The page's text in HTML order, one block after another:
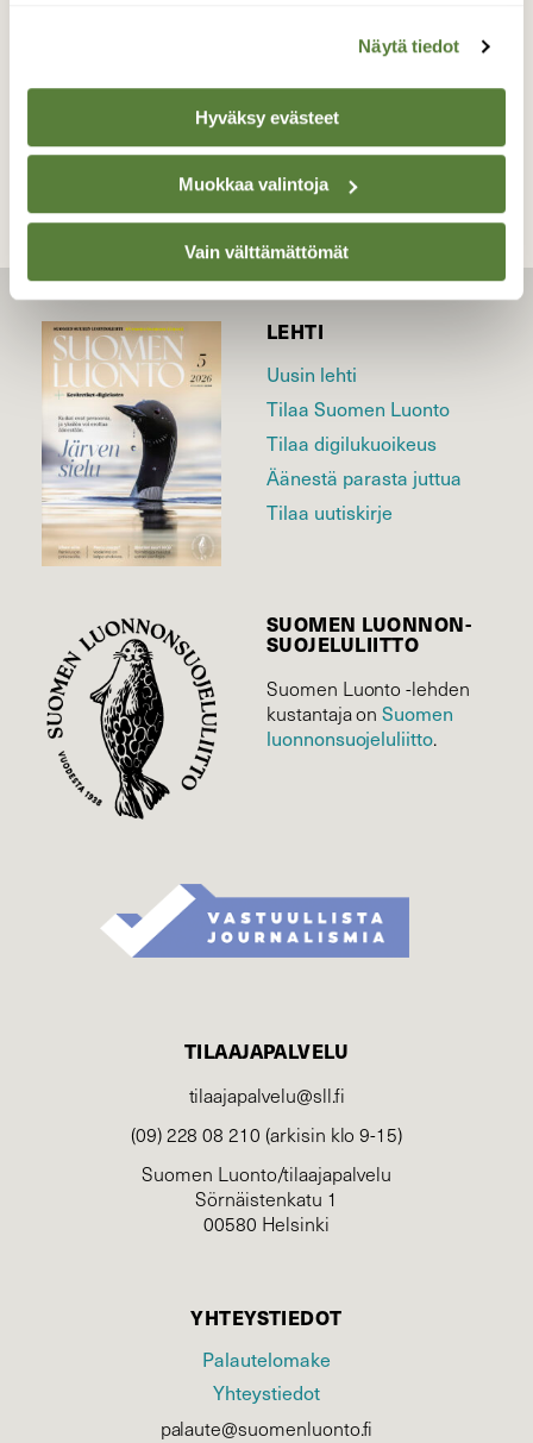
Näytä tiedot
Hyväksy evästeet
Muokkaa valintoja
Vain välttämättömät
TAKAISIN LISTAAN
LEHTI
Uusin lehti
Tilaa Suomen Luonto
Tilaa digilukuoikeus
Äänestä parasta juttua
Tilaa uutiskirje
SUOMEN LUONNON­
SUOJELU­LIITTO
Suomen Luonto -lehden
kustantaja onSuomen
luonnonsuojelu­liitto.
TILAAJAPALVELU
tilaajapalvelu@sll.fi
(09) 228 08 210 (arkisin klo 9-15)
Suomen Luonto/tilaajapalvelu
Sörnäistenkatu 1
00580 Helsinki
YHTEYSTIEDOT
Palautelomake
Yhteystiedot
palaute@suomenluonto.fi